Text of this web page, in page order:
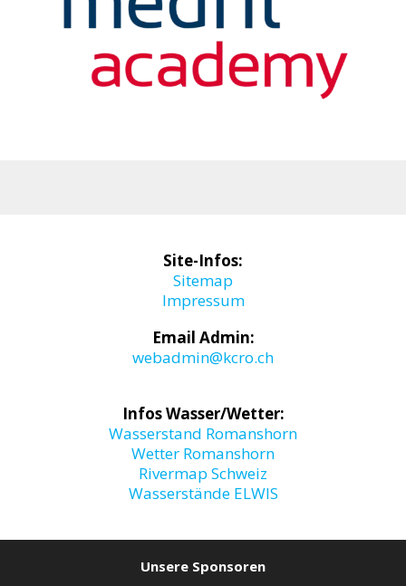
Site-Infos:
Sitemap
Impressum
Email Admin:
webadmin@kcro.ch
Infos Wasser/Wetter:
Wasserstand Romanshorn
Wetter Romanshorn
Rivermap Schweiz
Wasserstände ELWIS
Unsere Sponsoren